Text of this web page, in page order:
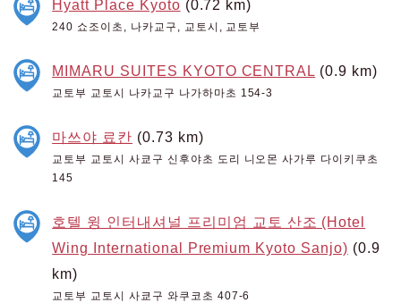
Hyatt Place Kyoto (0.72 km)
240 쇼조이초, 나카교구, 교토시, 교토부
MIMARU SUITES KYOTO CENTRAL (0.9 km)
교토부 교토시 나카교구 나가하마초 154-3
마쓰야 료칸 (0.73 km)
교토부 교토시 사쿄구 신후야초 도리 니오몬 사가루 다이키쿠초
145
호텔 윙 인터내셔널 프리미엄 교토 산조 (Hotel
Wing International Premium Kyoto Sanjo) (0.9
km)
교토부 교토시 사쿄구 와쿠코초 407-6